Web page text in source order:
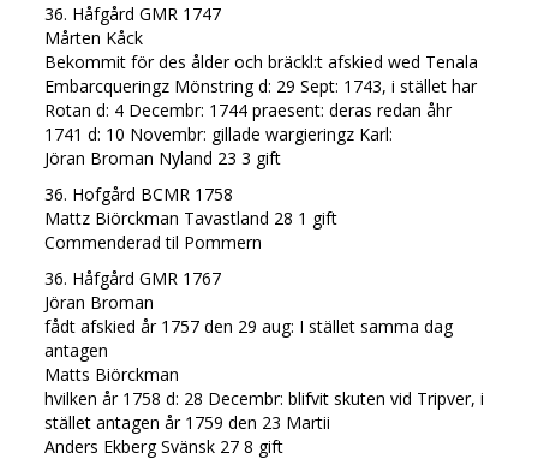
36. Håfgård GMR 1747
Mårten Kåck
Bekommit för des ålder och bräckl:t afskied wed Tenala
Embarcqueringz Mönstring d: 29 Sept: 1743, i stället har
Rotan d: 4 Decembr: 1744 praesent: deras redan åhr
1741 d: 10 Novembr: gillade wargieringz Karl:
Jöran Broman Nyland 23 3 gift
36. Hofgård BCMR 1758
Mattz Biörckman Tavastland 28 1 gift
Commenderad til Pommern
36. Håfgård GMR 1767
Jöran Broman
fådt afskied år 1757 den 29 aug: I stället samma dag
antagen
Matts Biörckman
hvilken år 1758 d: 28 Decembr: blifvit skuten vid Tripver, i
stället antagen år 1759 den 23 Martii
Anders Ekberg Svänsk 27 8 gift